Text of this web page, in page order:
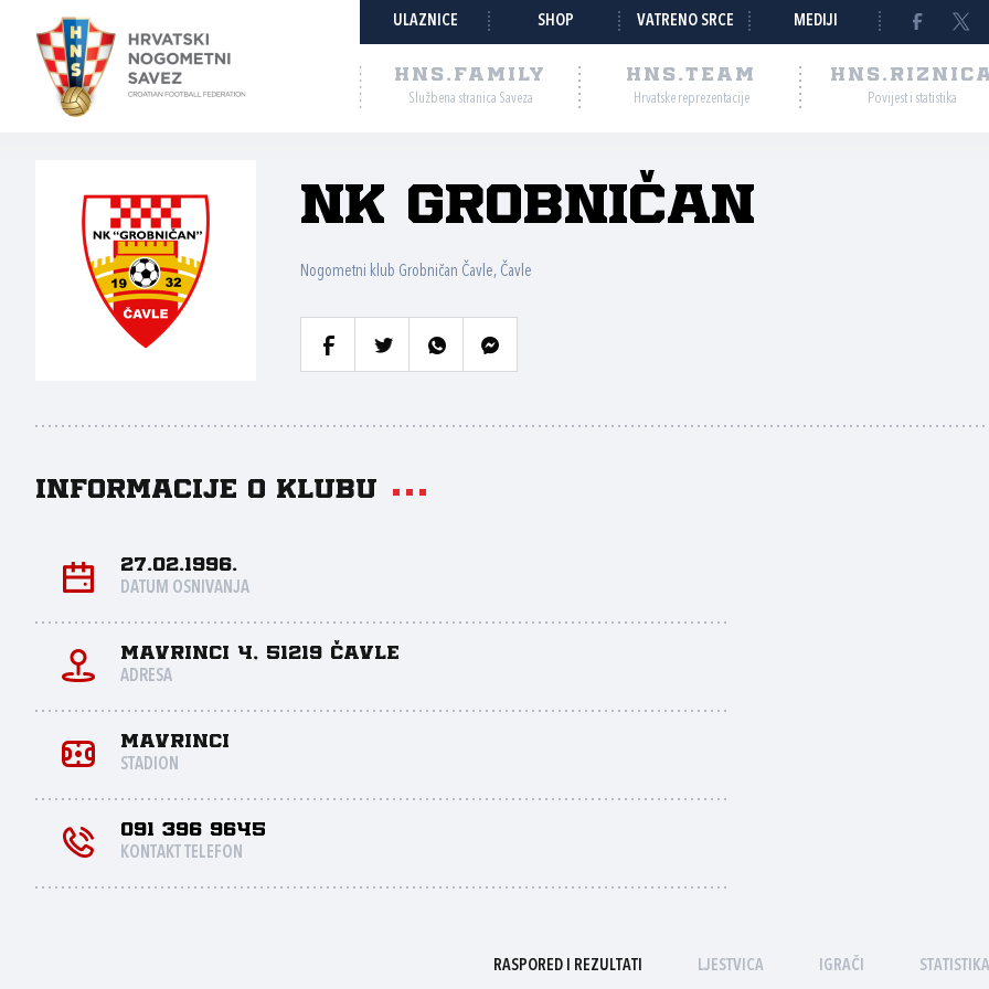
ULAZNICE SHOP VATRENO SRCE MEDIJI
HNS.FAMILY
Službena stranica Saveza
HNS.TEAM
Hrvatske reprezentacije Povijest i statistika
NK Grobničan
Nogometni klub Grobničan Čavle, Čavle
Informacije o klubu
27.02.1996.
DATUM OSNIVANJA
Mavrinci 4, 51219 Čavle
ADRESA
Mavrinci
STADION
091 396 9645
KONTAKT TELEFON
RASPORED I REZULTATI LJESTVICA IGRAČI STATISTIKA